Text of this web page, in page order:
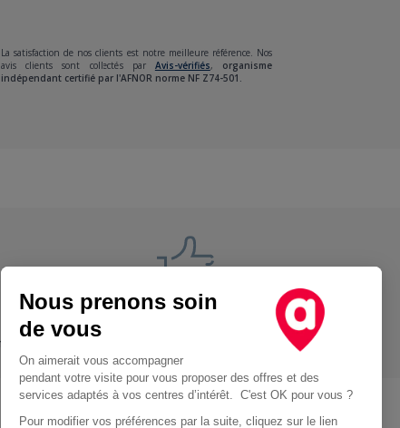
La satisfaction de nos clients est notre meilleure référence. Nos
avis clients sont collectés par Avis-vérifiés, organisme
indépendant certifié par l'AFNOR norme NF Z74-501.
Nous prenons soin
de vous
On aimerait vous accompagner
pendant votre visite pour vous proposer des offres et des
services adaptés à vos centres d’intérêt. C'est OK pour vous ?
Pour modifier vos préférences par la suite, cliquez sur le lien